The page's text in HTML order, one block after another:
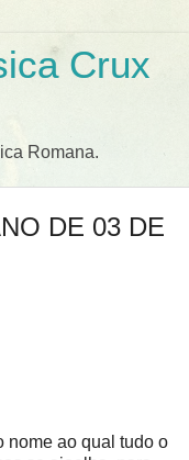
Crux
Romana.
DE 03 DE
nome ao qual tudo o